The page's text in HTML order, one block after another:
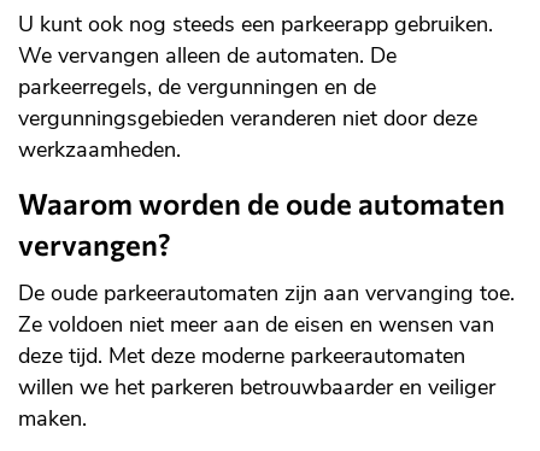
U kunt ook nog steeds een parkeerapp gebruiken.
We vervangen alleen de automaten. De
parkeerregels, de vergunningen en de
vergunningsgebieden veranderen niet door deze
werkzaamheden.
Waarom worden de oude automaten
vervangen?
De oude parkeerautomaten zijn aan vervanging toe.
Ze voldoen niet meer aan de eisen en wensen van
deze tijd. Met deze moderne parkeerautomaten
willen we het parkeren betrouwbaarder en veiliger
maken.